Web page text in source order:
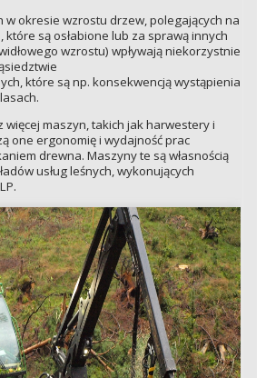
w okresie wzrostu drzew, polegających na
które są osłabione lub za sprawą innych
wzrostu) wpływają niekorzystnie
które są np. konsekwencją wystąpienia
więcej maszyn, takich jak harwestery i
one ergonomię i wydajność prac
drewna. Maszyny te są własnością
usług leśnych, wykonujących